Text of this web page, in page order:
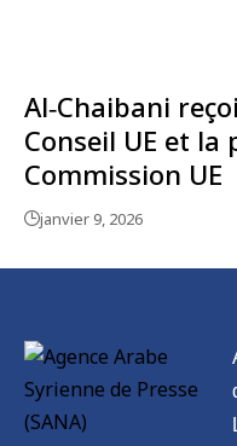
Al‑Chaibani
Conseil UE et la
Commission UE
janvier 9, 2026